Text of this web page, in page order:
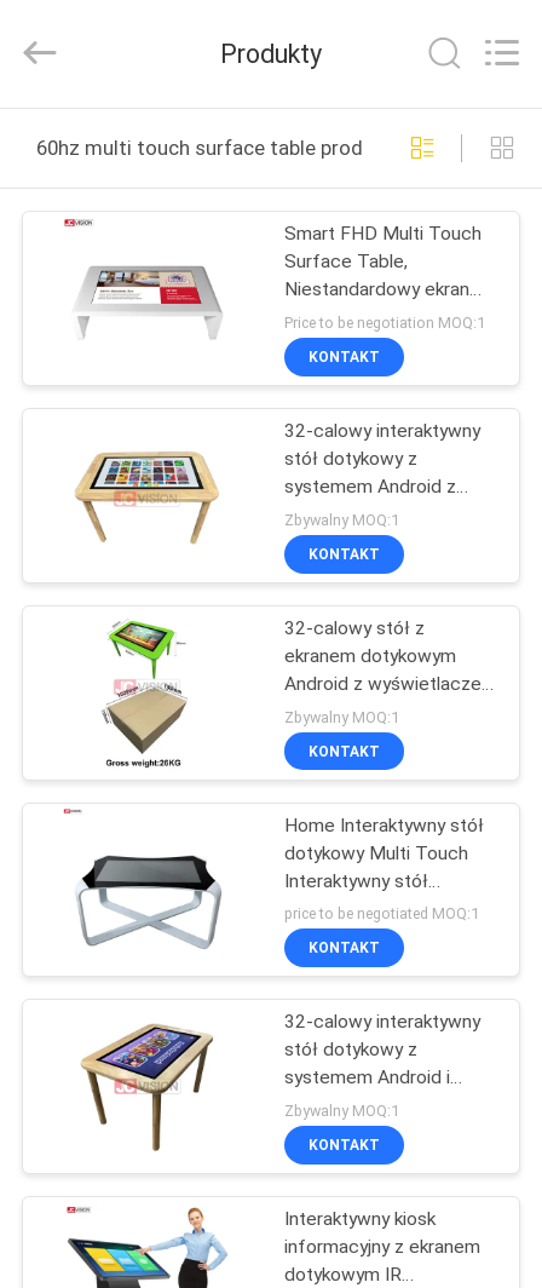
PRODUKTY
WYCIECZKA
FABRYCE
JAKOŚCI
SKONTAKTUJ
NAMI
AKTUALNOŚCI
WSZYSTKIE
PRZYPADKI
POPROSIĆ
O
SITEMAP
Interactive
Technology
All
Reserved.
Produkty
60hz multi touch surface table produkcja online
Smart FHD Multi Touch
Surface Table,
Niestandardowy ekran
dotykowy stolik kawowy
Price to be negotiation MOQ:1
KONTAKT
32-calowy interaktywny
stół dotykowy z
systemem Android z
wielodotykowym
wyświetlaczem LCD
Zbywalny MOQ:1
KONTAKT
32-calowy stół z
ekranem dotykowym
Android z wyświetlaczem
LCD 1080p do edukacji i
gier
Zbywalny MOQ:1
KONTAKT
Home Interaktywny stół
dotykowy Multi Touch
Interaktywny stół
kawowy
price to be negotiated MOQ:1
KONTAKT
32-calowy interaktywny
stół dotykowy z
systemem Android i
wyświetlaczem LCD
1080p
Zbywalny MOQ:1
KONTAKT
Interaktywny kiosk
informacyjny z ekranem
dotykowym IR